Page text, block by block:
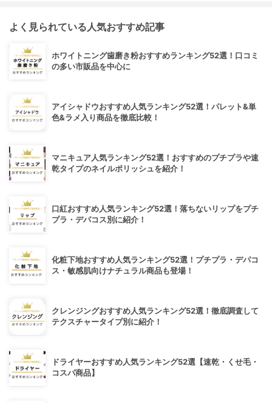
よく見られている人気おすすめ記事
ホワイトニング歯磨き粉おすすめランキング52選！口コミ
の多い市販品を中心に
アイシャドウおすすめ人気ランキング52選！パレット&単
色&ラメ入り商品を徹底比較！
マニキュア人気ランキング52選！おすすめのプチプラや速
乾タイプのネイルポリッシュを紹介！
口紅おすすめ人気ランキング52選！落ちないリップをプチ
プラ・デパコス別に紹介！
化粧下地おすすめ人気ランキング52選！プチプラ・デパコ
ス・敏感肌向けナチュラル商品も登場！
クレンジングおすすめ人気ランキング52選！徹底調査して
テクスチャータイプ別に紹介！
ドライヤーおすすめ人気ランキング52選【速乾・くせ毛・
コスパ商品】